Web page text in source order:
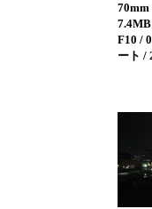
70mm
F10 /
ート /